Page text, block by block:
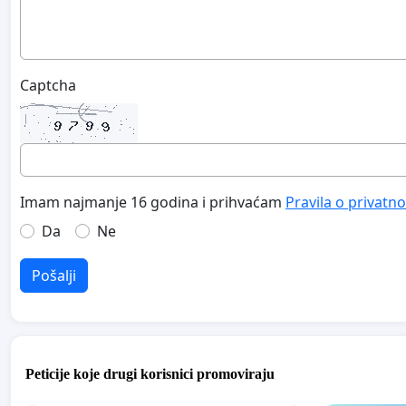
Captcha
Imam najmanje 16 godina i prihvaćam Pravila o
Da
Ne
Pošalji
Peticije koje drugi korisnici promoviraju